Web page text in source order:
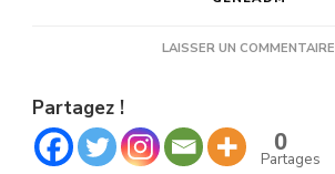
LAISSER UN COMMENTAIRE
Partagez !
0
Partages